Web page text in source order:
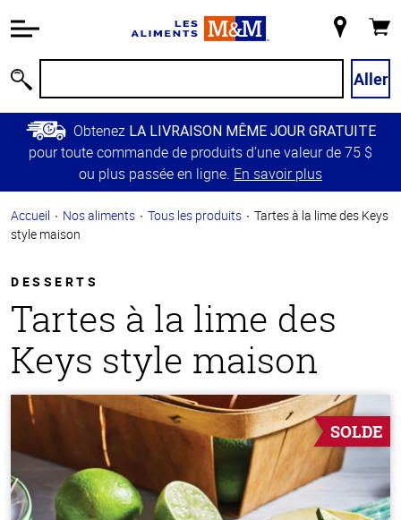
relative à
Passer
contenu
principal
Retour à
principale
magasin
Aller
Obtenez LA LIVRAISON MÊME JOUR GRATUITE
pour toute commande de produits d’une valeur de 75 $
ou plus passée en ligne. En savoir plus
Accueil Nos aliments Tous les produits
Tartes à la lime des Keys
style maison
DESSERTS
Tartes à la lime des
Keys style maison
SOLDE